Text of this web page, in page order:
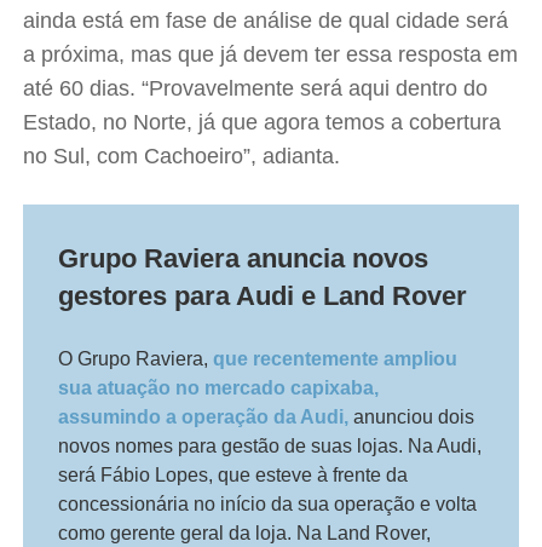
ainda está em fase de análise de qual cidade será
a próxima, mas que já devem ter essa resposta em
até 60 dias. “Provavelmente será aqui dentro do
Estado, no Norte, já que agora temos a cobertura
no Sul, com Cachoeiro”, adianta.
Grupo Raviera anuncia novos
gestores para Audi e Land Rover
O Grupo Raviera,que recentemente ampliou
sua atuação no mercado capixaba,
assumindo a operação da Audi,anunciou dois
novos nomes para gestão de suas lojas. Na Audi,
será Fábio Lopes, que esteve à frente da
concessionária no início da sua operação e volta
como gerente geral da loja. Na Land Rover,